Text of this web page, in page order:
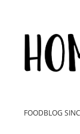
FOODBLOG